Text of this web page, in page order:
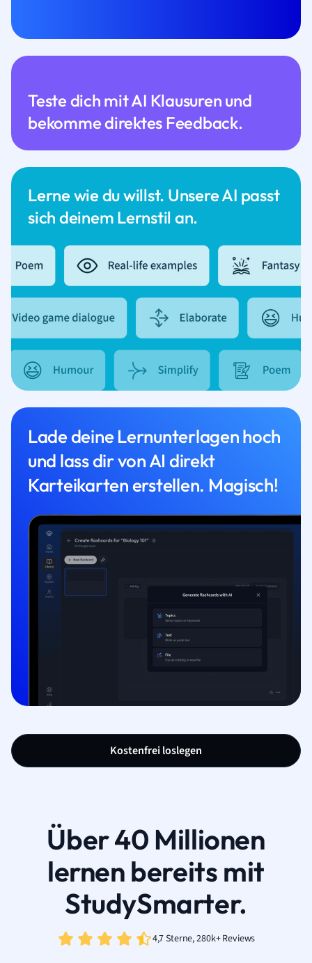
Lerne wie du willst. Unsere AI passt
sich deinem Lernstil an.
Teste dich mit AI Klausuren und
bekomme direktes Feedback.
Lade deine Lernunterlagen hoch
und lass dir von AI direkt
Karteikarten erstellen. Magisch!
Kostenfrei loslegen
Über 40 Millionen
lernen bereits mit
StudySmarter.
4,7 Sterne, 280k+ Reviews